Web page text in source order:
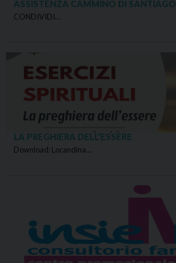
ASSISTENZA CAMMINO DI SANTIAGO
CONDIVIDI…
LA PREGHIERA DELL’ESSERE
Download: Locandina…